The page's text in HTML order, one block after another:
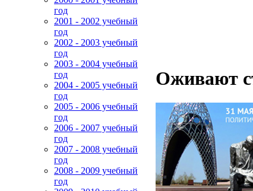
год
2001 - 2002 учебный
год
2002 - 2003 учебный
год
2003 - 2004 учебный
год
2004 - 2005 учебный
год
2005 - 2006 учебный
год
2006 - 2007 учебный
год
2007 - 2008 учебный
год
2008 - 2009 учебный
год
Оживают